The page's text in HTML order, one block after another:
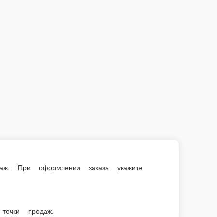
сумму, с которой Вам необходима сдача.